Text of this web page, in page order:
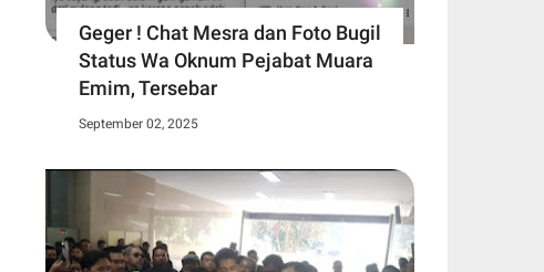
Geger ! Chat Mesra dan Foto Bugil
Status Wa Oknum Pejabat Muara
Emim, Tersebar
September 02, 2025